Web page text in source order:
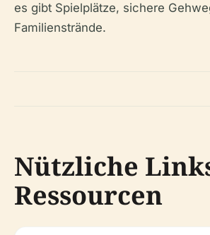
es gibt Spielplätze, sichere
Familienstrände.
Nützliche
Ressourcen